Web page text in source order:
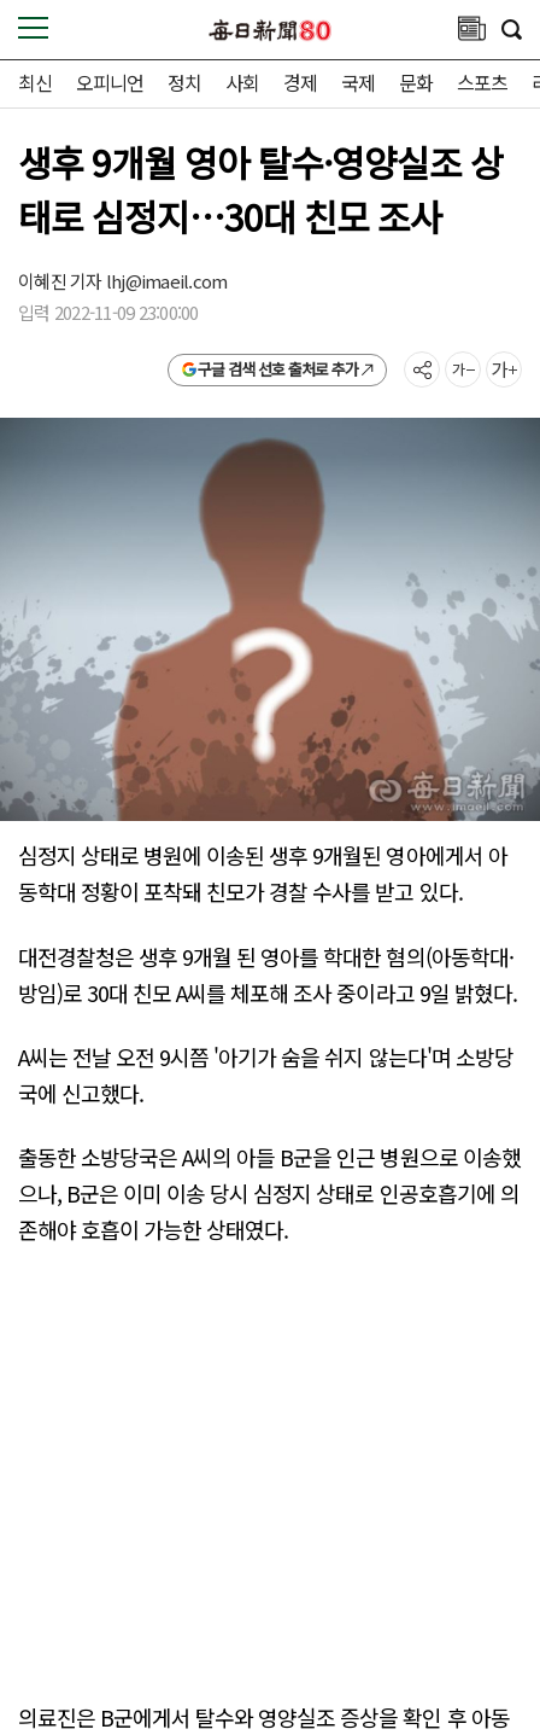
최신 오피니언 정치 사회 경제 국제 문화 스포츠
생후 9개월 영아 탈수·영양실조 상
태로 심정지…30대 친모 조사
이혜진 기자lhj@imaeil.com
입력 2022-11-09 23:00:00
구글 검색 선호 출처로 추가
심정지 상태로 병원에 이송된 생후 9개월된 영아에게서 아
동학대 정황이 포착돼 친모가 경찰 수사를 받고 있다.
대전경찰청은 생후 9개월 된 영아를 학대한 혐의(아동학대·
방임)로 30대 친모 A씨를 체포해 조사 중이라고 9일 밝혔다.
A씨는 전날 오전 9시쯤 '아기가 숨을 쉬지 않는다'며 소방당
국에 신고했다.
출동한 소방당국은 A씨의 아들 B군을 인근 병원으로 이송했
으나, B군은 이미 이송 당시 심정지 상태로 인공호흡기에 의
존해야 호흡이 가능한 상태였다.
의료진은 B군에게서 탈수와 영양실조 증상을 확인 후 아동